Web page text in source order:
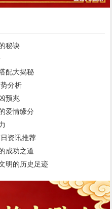
秘诀
配大揭秘
分析
预兆
爱情缘分
资讯推荐
成功之道
明的历史足迹